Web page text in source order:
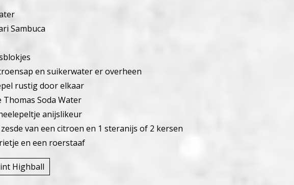
Sambuca
en suikerwater er overheen
rustig door elkaar
Thomas Soda Water
anijslikeur
van een citroen en 1 steranijs of 2 kersen
en een roerstaaf
Highball